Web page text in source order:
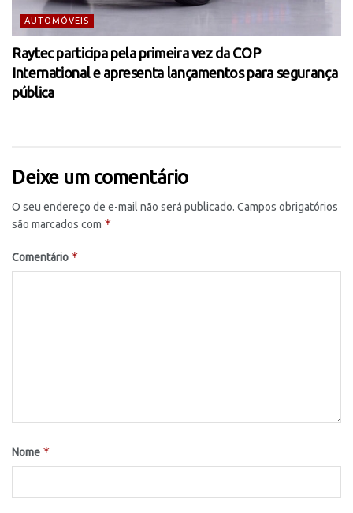
AUTOMÓVEIS
Raytec participa pela primeira vez da COP
International e apresenta lançamentos para segurança
pública
Deixe um comentário
O seu endereço de e-mail não será publicado. Campos obrigatórios
são marcados com *
Comentário *
Nome *